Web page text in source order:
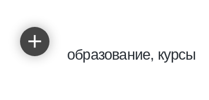
образование, курсы